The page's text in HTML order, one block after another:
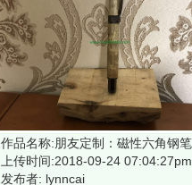
上传时间:2018-09-24 07:04:27pm
发布者: lynncai